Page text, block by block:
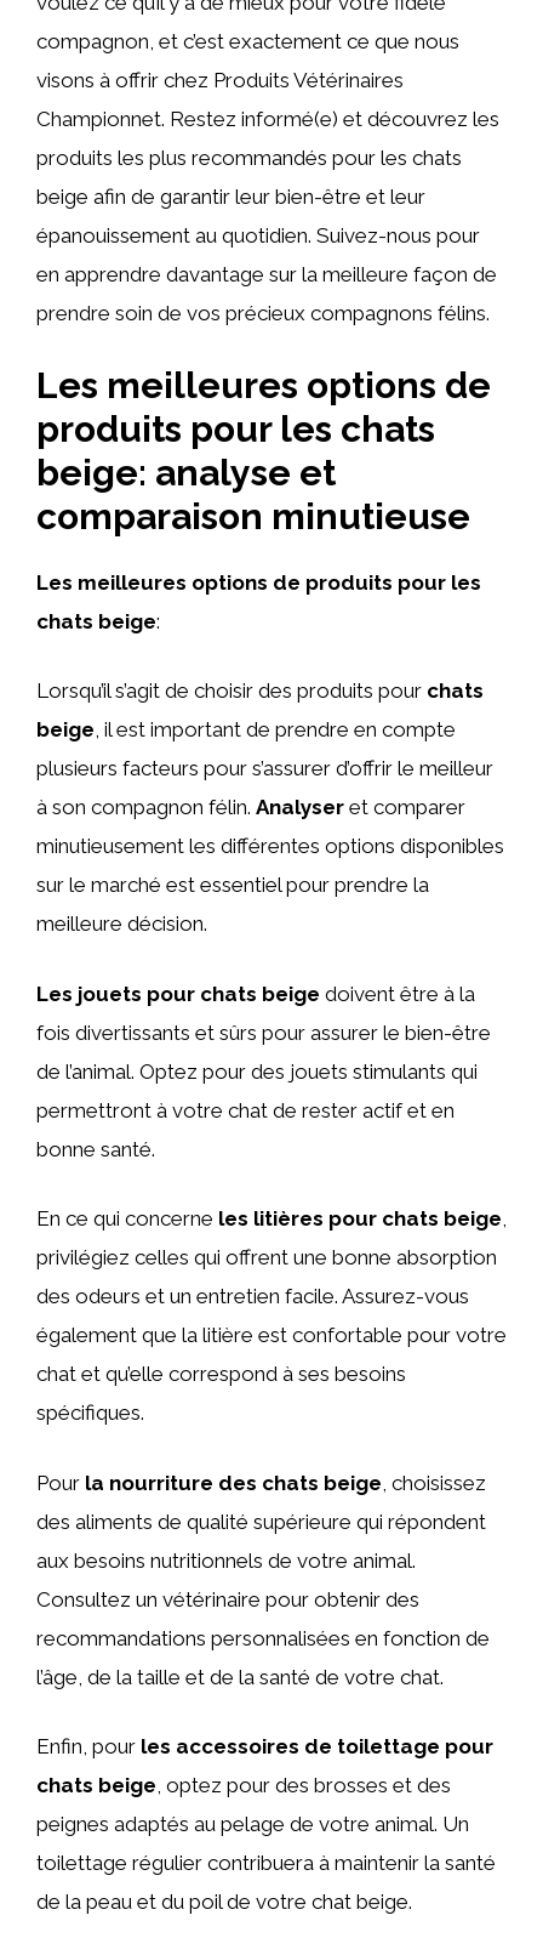
compagnon, et c’est exactement ce que nous
visons à offrir chez Produits Vétérinaires
Championnet. Restez informé(e) et découvrez les
produits les plus recommandés pour les chats
beige afin de garantir leur bien-être et leur
épanouissement au quotidien. Suivez-nous pour
en apprendre davantage sur la meilleure façon de
prendre soin de vos précieux compagnons félins.
Les meilleures options de
produits pour les chats
beige: analyse et
comparaison minutieuse
Les meilleures options de produits pour les
chats beige:
Lorsqu’il s’agit de choisir des produits pour chats
beige, il est important de prendre en compte
plusieurs facteurs pour s’assurer d’offrir le meilleur
à son compagnon félin. Analyser et comparer
minutieusement les différentes options disponibles
sur le marché est essentiel pour prendre la
meilleure décision.
Les jouets pour chats beige doivent être à la
fois divertissants et sûrs pour assurer le bien-être
de l’animal. Optez pour des jouets stimulants qui
permettront à votre chat de rester actif et en
bonne santé.
En ce qui concerne les litières pour chats beige,
privilégiez celles qui offrent une bonne absorption
des odeurs et un entretien facile. Assurez-vous
également que la litière est confortable pour votre
chat et qu’elle correspond à ses besoins
spécifiques.
Pour la nourriture des chats beige , choisissez
des aliments de qualité supérieure qui répondent
aux besoins nutritionnels de votre animal.
Consultez un vétérinaire pour obtenir des
recommandations personnalisées en fonction de
l’âge, de la taille et de la santé de votre chat.
Enfin, pour les accessoires de toilettage pour
chats beige, optez pour des brosses et des
peignes adaptés au pelage de votre animal. Un
toilettage régulier contribuera à maintenir la santé
de la peau et du poil de votre chat beige.